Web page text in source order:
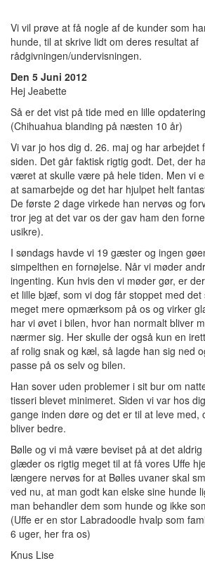
Vi vil prøve at få nogle af de kunder som
hunde, til at skrive lidt om deres resultat af
rådgivningen/undervisningen.
Den 5 Juni 2012
Hej Jeabette
Så er det vist på tide med en lille
(Chihuahua blanding på næsten 10 år)
Vi var jo hos dig d. 26. maj og har arbejdet
siden. Det går faktisk rigtig godt. Det, der
været at skulle være på hele tiden. Men vi
at samarbejde og det har hjulpet helt
De første 2 dage virkede han nervøs og
tror jeg at det var os der gav ham den
usikre).
I søndags havde vi 19 gæster og ingen
simpelthen en fornøjelse. Når vi møder
ingenting. Kun hvis den vi møder gør, er
et lille bjæf, som vi dog får stoppet med
meget mere opmærksom på os og virker
har vi øvet i bilen, hvor han normalt bliver
nærmer sig. Her skulle der også kun en
af rolig snak og kæl, så lagde han sig ned
passe på os selv og bilen.
Han sover uden problemer i sit bur om
tisseri blevet minimeret. Siden vi var hos
gange inden døre og det er til at leve med,
bliver bedre.
Bølle og vi må være beviset på at det
glæder os rigtig meget til at få vores Uffe
længere nervøs for at Bølles uvaner skal
ved nu, at man godt kan elske sine hunde
man behandler dem som hunde og ikke
(Uffe er en stor Labradoodle hvalp som
6 uger, her fra os)
Knus Lise